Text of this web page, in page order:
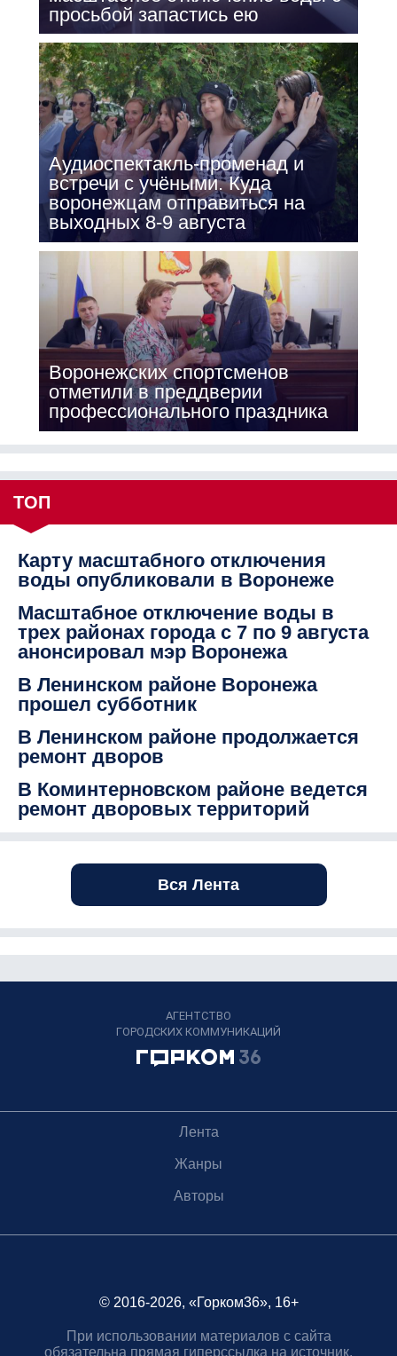
просьбой запастись ею
Аудиоспектакль-променад и
встречи с учёными. Куда
воронежцам отправиться на
выходных 8-9 августа
Воронежских спортсменов
отметили в преддверии
профессионального праздника
ТОП
Карту масштабного отключения
воды опубликовали в Воронеже
Масштабное отключение воды в
трех районах города с 7 по 9 августа
анонсировал мэр Воронежа
В Ленинском районе Воронежа
прошел субботник
В Ленинском районе продолжается
ремонт дворов
В Коминтерновском районе ведется
ремонт дворовых территорий
Вся Лента
АГЕНТСТВО
ГОРОДСКИХ КОММУНИКАЦИЙ
Лента
Жанры
Авторы
© 2016-2026, «Горком36», 16+
При использовании материалов с сайта
обязательна прямая гиперссылка на источник.